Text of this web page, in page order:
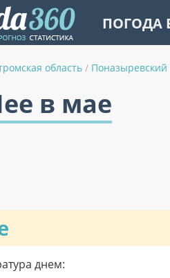
ПОГОДА
область /
в мае
днем: